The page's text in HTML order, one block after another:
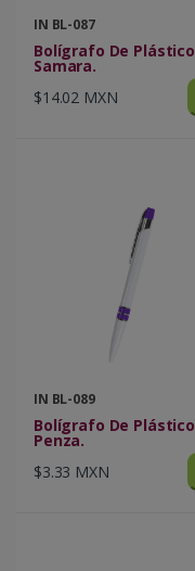
IN BL-087
Bolígrafo De Plástico
Samara.
$14.02 MXN
IN BL-089
Bolígrafo De Plástico
Penza.
$3.33 MXN